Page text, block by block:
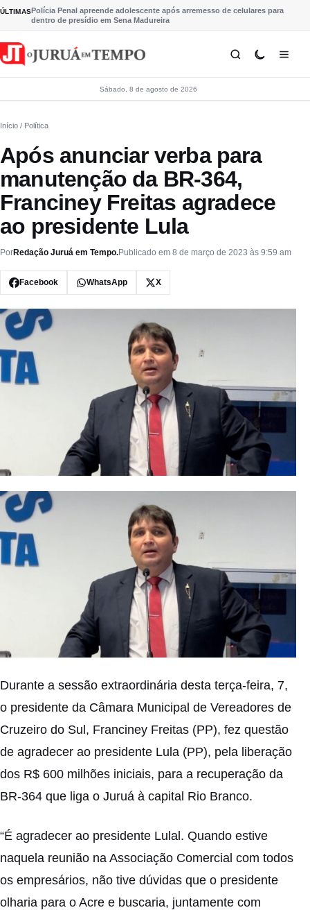
Pular para o conteúdo
ÚLTIMASPolícia Penal apreende adolescente após arremesso de celulares para
dentro de presídio em Sena Madureira
Sábado, 8 de agosto de 2026
Início / Política
Após anunciar verba para
manutenção da BR-364,
Franciney Freitas agradece
ao presidente Lula
PorRedação Juruá em Tempo.Publicado em 8 de março de 2023 às 9:59 am
Facebook WhatsApp X
Durante a sessão extraordinária desta terça-feira, 7,
o presidente da Câmara Municipal de Vereadores de
Cruzeiro do Sul, Franciney Freitas (PP), fez questão
de agradecer ao presidente Lula (PP), pela liberação
dos R$ 600 milhões iniciais, para a recuperação da
BR-364 que liga o Juruá à capital Rio Branco.
“É agradecer ao presidente Lulal. Quando estive
naquela reunião na Associação Comercial com todos
os empresários, não tive dúvidas que o presidente
olharia para o Acre e buscaria, juntamente com